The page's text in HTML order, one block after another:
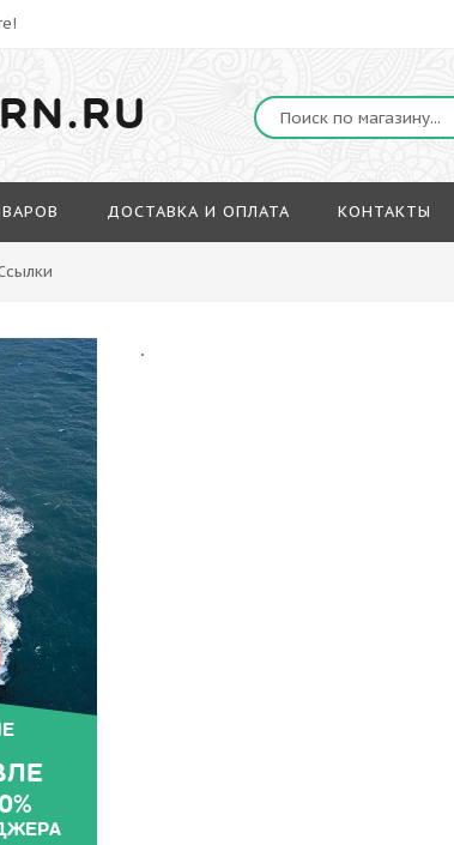
ДОСТАВКА И ОПЛАТА КОНТАКТЫ
.